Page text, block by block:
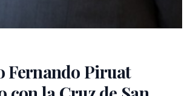
Fernando Piruat